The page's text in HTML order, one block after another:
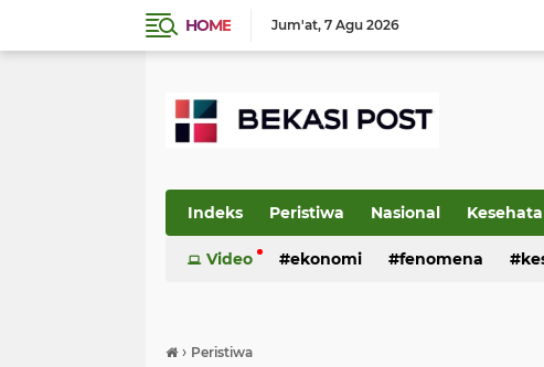
HOME Jum'at 7 Agu 2026
Indeks Peristiwa Nasional
Video ekonomi fenomena
› Peristiwa